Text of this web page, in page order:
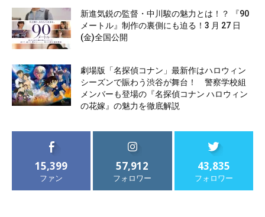
新進気鋭の監督・中川駿の魅力とは！？ 『90
メートル』制作の裏側にも迫る！3 月 27 日
(金)全国公開
劇場版「名探偵コナン」最新作はハロウィン
シーズンで賑わう渋谷が舞台！ 警察学校組
メンバーも登場の『名探偵コナン ハロウィン
の花嫁』の魅力を徹底解説
15,399
ファン
57,912
フォロワー
43,835
フォロワー